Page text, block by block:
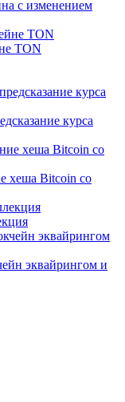
с изменением
TON
курса
хеша Bitcoin со
эквайрингом и